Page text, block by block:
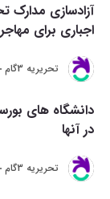
آزادسازی مدارک
اجباری برای
تحريريه 3گام
دانشگاه های
در آنها
تحريريه 3گام